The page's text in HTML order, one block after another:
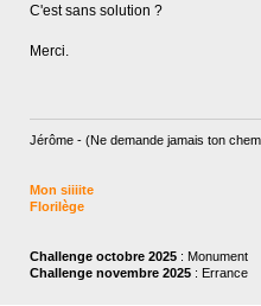
C'est sans solution ?
Merci.
Jérôme - (Ne demande jamais ton
Mon siiiite
Florilège
Challenge octobre 2025: Monument
Challenge novembre 2025: Errance